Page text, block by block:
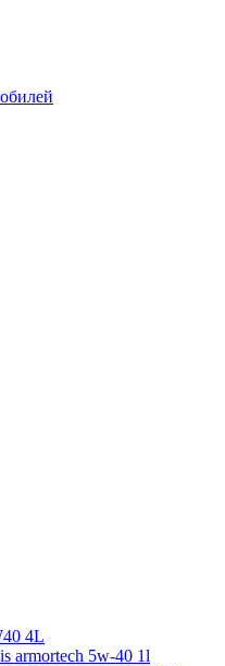
4L
armortech 5w-40 1l